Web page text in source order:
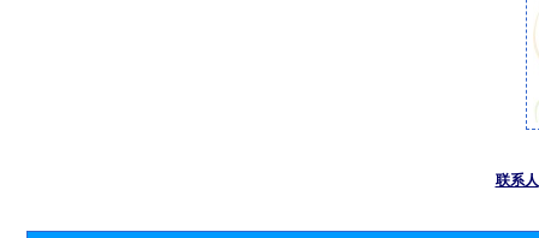
联系人